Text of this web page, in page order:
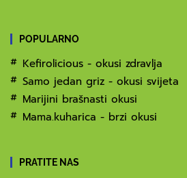
POPULARNO
Kefirolicious - okusi zdravlja
Samo jedan griz - okusi svijeta
Marijini brašnasti okusi
Mama.kuharica - brzi okusi
PRATITE NAS